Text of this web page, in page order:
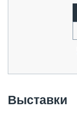
Выставки